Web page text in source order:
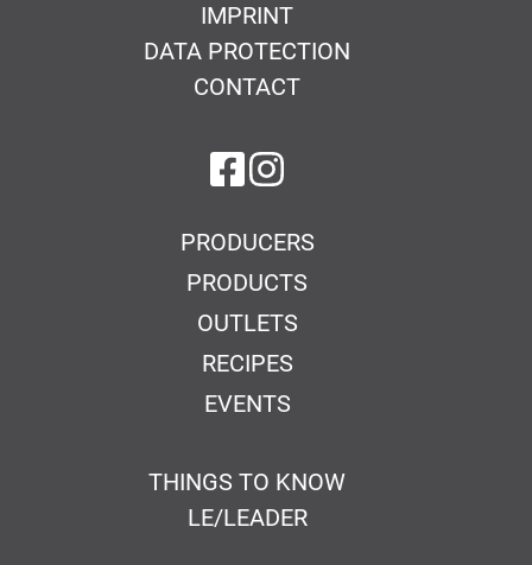
IMPRINT
DATA PROTECTION
CONTACT
on Facebook
on Instagram
PRODUCERS
PRODUCTS
OUTLETS
RECIPES
EVENTS
THINGS TO KNOW
LE/LEADER